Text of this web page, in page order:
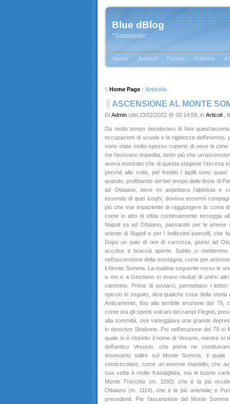
Blue dBlog
"Sottotitolo"
Home Articoli Forum Galleria
\\ Home Page : Articolo
ASCENSIONE AL MONTE
Di Admin (del 23/02/2022 @ 00:14:58, in Articoli ,
Da molto tempo desideravo di fare
occupazioni di scuola e la rigidezza dell’inverno,
sono state molto spesso coperte di neve le cime
me l’avevano impedita, tanto più che
aveva mostrato che di questa stagione l’ascesa
perché alle volte, pel freddo i lapilli sono quasi
quando, profittando del bel tempo delle feste di
ad Ottaiano, dove mi aspettava l’alpinista e
essendo di quei luoghi, doveva essermi
più che mai impaziente di raggiungere la coma
come in atto di sfida continuamente torreggia
Napoli va ad Ottaiano, passando per le
oriente di Napoli e per i bellissimi paeselli, che
Dopo un paio di ore di carrozza, giunsi ad
accolse a braccia aperte. Subito ci
nell’ascensione della montagna, come per
il Monte Somma. La mattina seguente verso le
a me e a Giordano si erano risoluti di unirsi
cammino. Prima di avviarci, permettano i
spiccio in seguito, dica qualche cosa della storia
Anticamente, fino alla terribile eruzione del 79,
come ora gli spenti vulcani dei campi Flegrei,
alla sommità, ove vaneggiava una grande
lo descrive Strabone. Poi nell’eruzione del 79 si
quale si è ristretto il nome di Vesuvio, mentre si
dell’antico Vesuvio, che prima ne
dovevamo salire sul Monte Somma, il quale
semicircolare, come un enorme mantello, che
sua vetta è molto frastagliata, ma le buone
Monte Trocchio (m. 1092) che è la più
Ottaiano (m. 1114), che è la più orientale; e
precedenti. Per l’ascensione del Monte